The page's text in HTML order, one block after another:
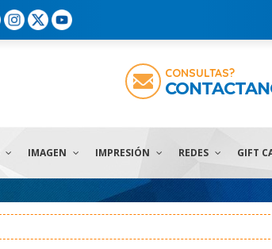
CONSULTAS?
IMAGEN IMPRESIÓN REDES GIFT